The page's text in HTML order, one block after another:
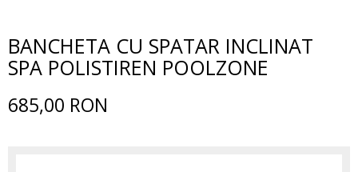
BANCHETA CU SPATAR INCLINAT
SPA POLISTIREN POOLZONE
685,00 RON